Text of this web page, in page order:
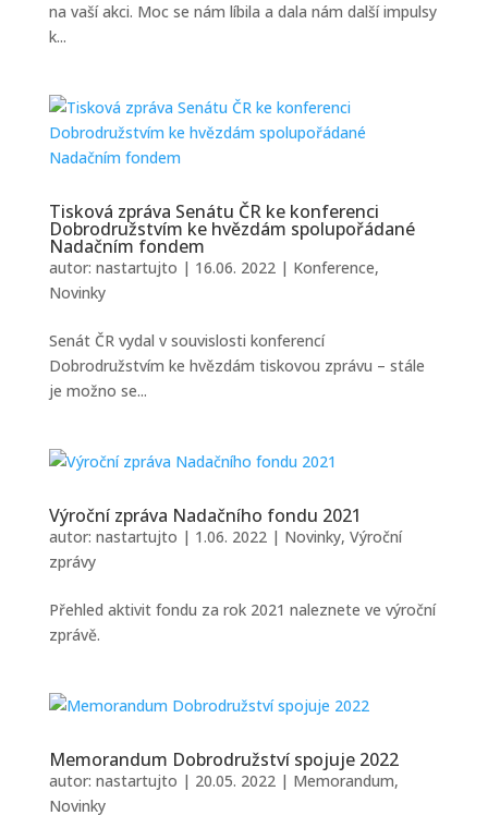
na vaší akci. Moc se nám líbila a dala nám další impulsy
k...
Tisková zpráva Senátu ČR ke konferenci
Dobrodružstvím ke hvězdám spolupořádané
Nadačním fondem
autor: nastartujto | 16.06. 2022| Konference,
Novinky
Senát ČR vydal v souvislosti konferencí
Dobrodružstvím ke hvězdám tiskovou zprávu – stále
je možno se...
Výroční zpráva Nadačního fondu 2021
autor: nastartujto | 1.06. 2022| Novinky, Výroční
zprávy
Přehled aktivit fondu za rok 2021 naleznete ve výroční
zprávě.
Memorandum Dobrodružství spojuje 2022
autor: nastartujto | 20.05. 2022| Memorandum,
Novinky